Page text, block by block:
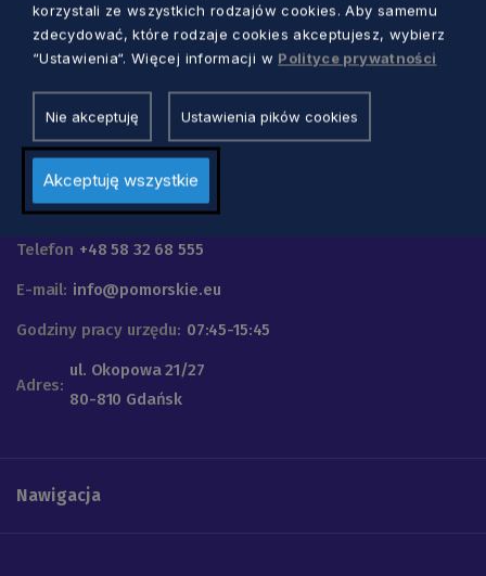
Urząd Marszałkowski
Województwa Pomorskiego
Telefon +48 58 32 68 555
E-mail: info@pomorskie.eu
Godziny pracy urzędu: 07:45-15:45
Adres:
ul. Okopowa 21/27
80-810 Gdańsk
Nawigacja
korzystali ze wszystkich rodzajów cookies. Aby samemu
zdecydować, które rodzaje cookies akceptujesz, wybierz
“Ustawienia“. Więcej informacji w Polityce prywatności
Nie akceptuję Ustawienia pików cookies
Akceptuję wszystkie